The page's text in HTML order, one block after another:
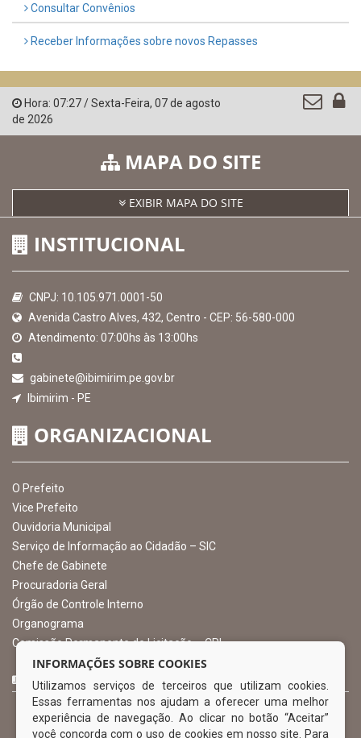
Consultar Convênios
Receber Informações sobre novos Repasses
Hora: 07:27/Sexta-Feira, 07 de agosto
de 2026
MAPA DO SITE
EXIBIR MAPA DO SITE
INSTITUCIONAL
CNPJ: 10.105.971.0001-50
Avenida Castro Alves, 432, Centro - CEP: 56-580-000
Atendimento: 07:00hs às 13:00hs
gabinete@ibimirim.pe.gov.br
Ibimirim - PE
ORGANIZACIONAL
O Prefeito
Vice Prefeito
Ouvidoria Municipal
Serviço de Informação ao Cidadão – SIC
Chefe de Gabinete
Procuradoria Geral
Órgão de Controle Interno
Organograma
Comissão Permanente de Licitação – CPL
CURTA NOSSA FAN PAGE
INFORMAÇÕES SOBRE COOKIES
Utilizamos serviços de terceiros que utilizam cookies.
Essas ferramentas nos ajudam a oferecer uma melhor
experiência de navegação. Ao clicar no botão “Aceitar”
você concorda com o uso de cookies em nosso site. Para